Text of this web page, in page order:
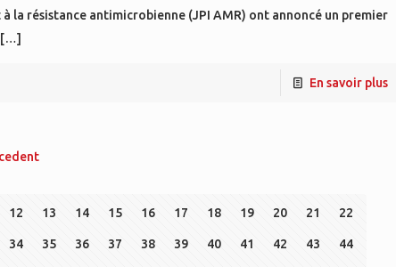
à la résistance antimicrobienne (JPI AMR) ont annoncé un premier
En savoir plus
12 13 14 15 16 17 18 19 20 21 22
34 35 36 37 38 39 40 41 42 43 44